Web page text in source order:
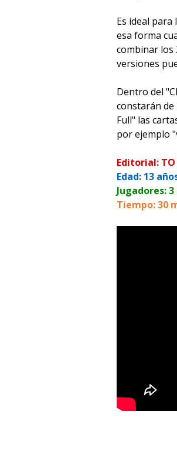
Es ideal
esa forma
combinar los
versiones
Dentro del
constarán de
Full" las
por ejemplo
Editorial:
Edad: 13
Jugadores: 3
Tiempo: 30